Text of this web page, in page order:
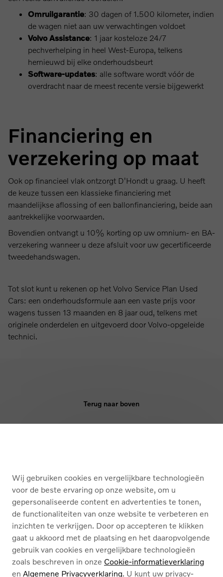
Omruilgarantie: 30 dagen of 1.500 kilometer, indien
de wagen niet aan uw verwachtingen voldoet
Volvo Assistance: 1 jaar kosteloze 24/7
pechverhelping in heel West-Europa, telkens
hernieuwd bij elke onderhoudsbeurt
Software-updates: alle software wordt vóór de
overdracht naar de meest recente versie bijgewerkt
Financiering en
verzekering op maat
Ook op financieel vlak ontzorgt D'Hondt u graag. U heeft
de keuze tussen een klassieke financiering met
maandelijkse aflossing of een ballonfinanciering, beide aan
aantrekkelijke voorwaarden.
Bovendien ontvangt u 10% korting op uw omnium- en BA-
verzekering wanneer u deze afsluit voor uw gecertificeerde
tweedehandswagen.
Tot slot kunt u rekenen op het Volvo Service Plan Used
Cars: een onderhoudsformule aan een vaste prijs voor
wagens tussen 13 maanden en 8 jaar oud, telkens met
originele onderdelen en uitgevoerd door Volvo-opgeleide
technici.
Terug naar boven
OVER ONS
Nederlands Français
Wij gebruiken cookies en vergelijkbare technologieën
voor de beste ervaring op onze website, om u
gepersonaliseerde content en advertenties te tonen,
de functionaliteiten van onze website te verbeteren en
inzichten te verkrijgen. Door op accepteren te klikken
gaat u akkoord met de plaatsing en het daaropvolgende
gebruik van cookies en vergelijkbare technologieën
zoals beschreven in onze Cookie-informatieverklaring
en Algemene Privacyverklaring. U kunt uw privacy-